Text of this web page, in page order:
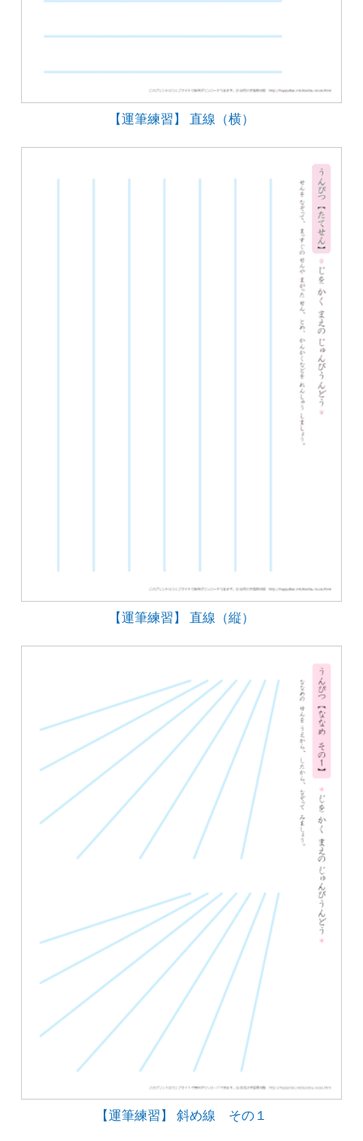
【運筆練習】 直線（横）
【運筆練習】 直線（縦）
【運筆練習】 斜め線 その１